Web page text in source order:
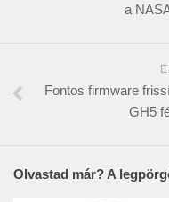
a
Fontos firmware
GH5
Olvastad már? A